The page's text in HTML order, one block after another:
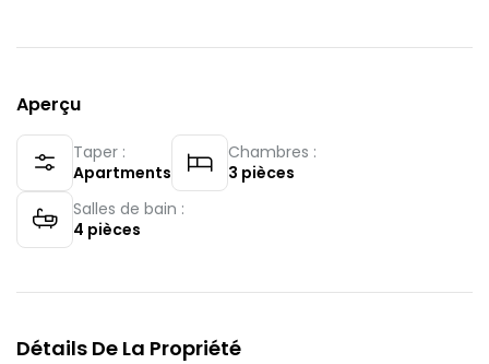
Aperçu
Taper :
Apartments
Chambres :
3 pièces
Salles de bain :
4 pièces
Détails De La Propriété